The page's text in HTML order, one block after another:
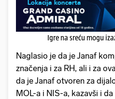
Igre na sreću mogu
Naglasio je da je Janaf
značenja i za RH, ali i za
da je Janaf otvoren za
MOL-a i NIS-a, kazavši i